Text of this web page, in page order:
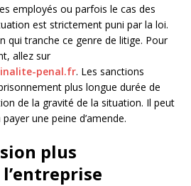
employés ou parfois le cas des
est strictement puni par la loi.
qui tranche ce genre de litige. Pour
allez sur
penal.fr. Les sanctions
plus longue durée de
de la gravité de la situation. Il peut
une peine d’amende.
plus